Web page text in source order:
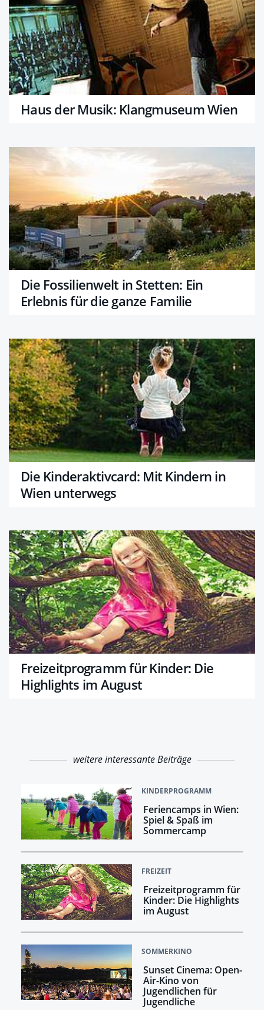
Haus der Musik: Klangmuseum Wien
Die Fossilienwelt in Stetten: Ein
Erlebnis für die ganze Familie
Die Kinderaktivcard: Mit Kindern in
Wien unterwegs
Freizeitprogramm für Kinder: Die
Highlights im August
weitere interessante Beiträge
KINDERPROGRAMM
Feriencamps in Wien:
Spiel & Spaß im
Sommercamp
FREIZEIT
Freizeitprogramm für
Kinder: Die Highlights
im August
SOMMERKINO
Sunset Cinema: Open-
Air-Kino von
Jugendlichen für
Jugendliche